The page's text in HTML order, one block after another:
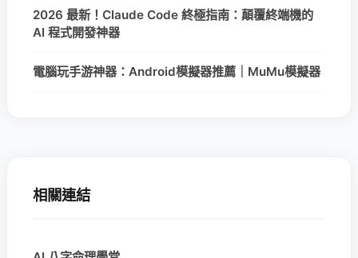
2026 最新！Claude Code 終極指南：顛覆終端機的
AI 程式開發神器
電腦玩手游神器：Android模擬器推薦｜MuMu模擬器
相關連結